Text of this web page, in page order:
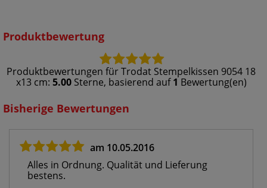
Produktbewertung
Produktbewertungen fürTrodat Stempelkissen 9054 18
x13 cm: 5.00Sterne, basierend auf1 Bewertung(en)
Bisherige Bewertungen
am 10.05.2016
Alles in Ordnung. Qualität und Lieferung
bestens.